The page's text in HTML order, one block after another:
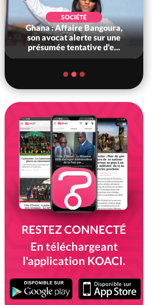
SOCIÉTÉ
Ghana : Affaire Bangoura,
son avocat alerte sur une
présumée tentative d'e...
RESTEZ CONNECTÉ
En téléchargeant
l'application KOACI.